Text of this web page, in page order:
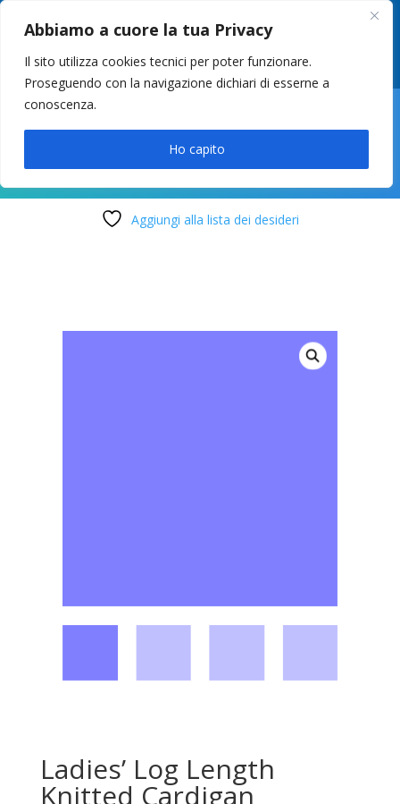
Abbiamo a cuore la tua Privacy
Il sito utilizza cookies tecnici per poter funzionare.
Proseguendo con la navigazione dichiari di esserne a
conoscenza.
Ho capito
049 8627946 –info@cstosetto.it
LUN-VEN 9-12 / 14:30-17
Aggiungi alla lista dei desideri
Ladies’ Log Length
Knitted Cardigan